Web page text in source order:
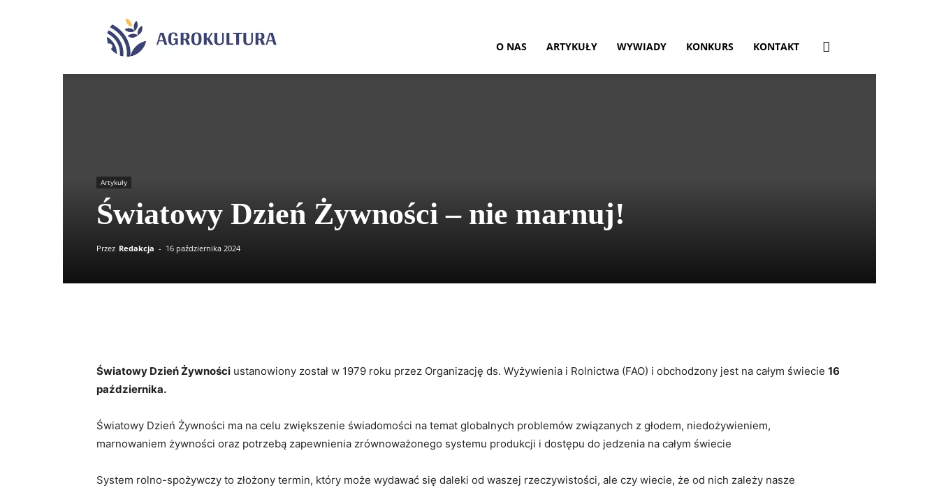
O NAS ARTYKUŁY WYWIADY KONKURS KONTAKT
Artykuły
Światowy Dzień Żywności – nie marnuj!
Przez Redakcja - 16 października 2024
Światowy Dzień Żywności ustanowiony został w 1979 roku przez Organizację ds. Wyżywienia i Rolnictwa (FAO) i obchodzony jest na całym świecie 16
października.
Światowy Dzień Żywności ma na celu zwiększenie świadomości na temat globalnych problemów związanych z głodem, niedożywieniem,
marnowaniem żywności oraz potrzebą zapewnienia zrównoważonego systemu produkcji i dostępu do jedzenia na całym świecie
System rolno-spożywczy to złożony termin, który może wydawać się daleki od waszej rzeczywistości, ale czy wiecie, że od nich zależy nasze